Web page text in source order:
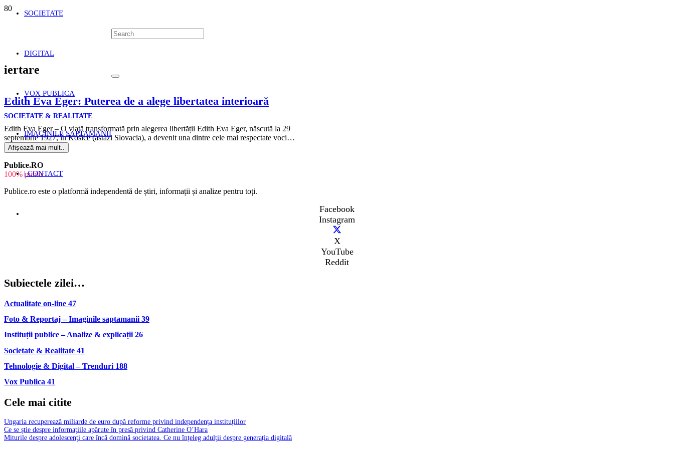
SOCIETATE
DIGITAL
VOX PUBLICA
IMAGINILE SAPTAMANII
| CONTACT
iertare
Edith Eva Eger: Puterea de a alege libertatea interioară
SOCIETATE & REALITATE
Edith Eva Eger – O viață transformată prin alegerea libertății Edith Eva Eger, născută la 29
septembrie 1927, în Košice (astăzi Slovacia), a devenit una dintre cele mai respectate voci…
Afișează mai mult..
Publice.RO
100% public
Publice.ro este o platformă independentă de știri, informații și analize pentru toți.
Facebook
Instagram
X
YouTube
Reddit
Subiectele zilei…
Actualitate on-line 47
Foto & Reportaj – Imaginile saptamanii 39
Instituții publice – Analize & explicații 26
Societate & Realitate 41
Tehnologie & Digital – Trenduri 188
Vox Publica 41
Cele mai citite
Ungaria recuperează miliarde de euro după reforme privind independența instituțiilor
Ce se știe despre informațiile apărute în presă privind Catherine O’Hara
Miturile despre adolescenți care încă domină societatea. Ce nu înțeleg adulții despre generația digitală